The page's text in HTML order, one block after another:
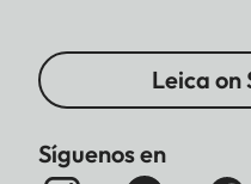
Leica on
Síguenos en